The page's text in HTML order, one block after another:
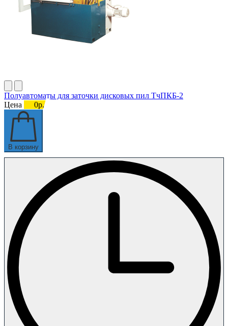
Полуавтоматы для заточки дисковых пил ТчПКБ-2
Цена
0р.
В корзину